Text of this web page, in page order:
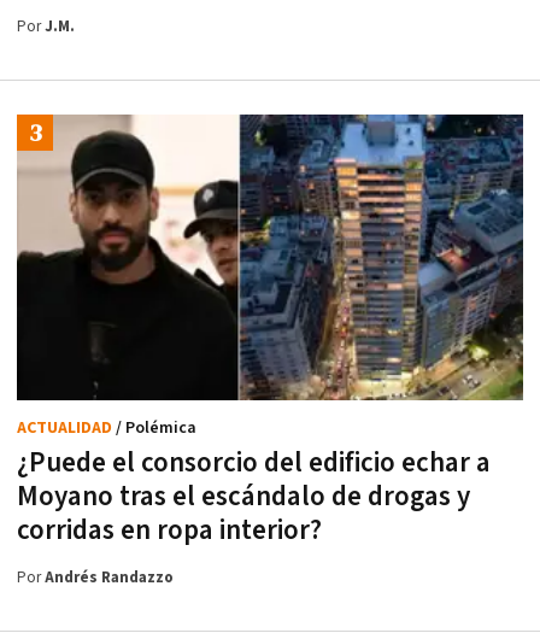
PorJ.M.
¿Puede el consorcio del edificio echar a
Moyano tras el escándalo de drogas y
corridas en ropa interior?
ACTUALIDAD / Polémica
PorAndrés Randazzo